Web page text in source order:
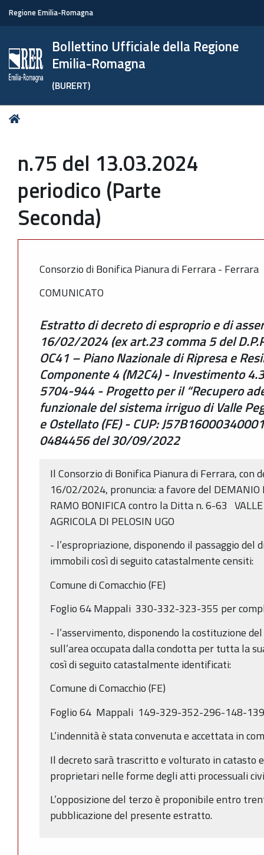
Regione Emilia-Romagna
Bollettino Ufficiale della Regione
Emilia-Romagna
(BURERT)
Tu
n.75 del 13.03.2024
periodico (Parte
Seconda)
Consorzio di Bonifica Pianura di Ferrara - Ferrara
COMUNICATO
Estratto di decreto di esproprio e di
16/02/2024 (ex art.23 comma 5 del
OC41 – Piano Nazionale di Ripresa e
Componente 4 (M2C4) - Investimento
5704-944 - Progetto per il “Recupero
funzionale del sistema irriguo di Valle
e Ostellato (FE) - CUP:
0484456 del 30/09/2022
Il Consorzio di Bonifica Pianura di Ferrara, con
16/02/2024, pronuncia: a favore del DEMANIO
RAMO BONIFICA contro la Ditta n. 6-63 VALLE
AGRICOLA DI PELOSIN UGO
- l’espropriazione, disponendo il passaggio
immobili così di seguito catastalmente censiti:
Comune di Comacchio (FE)
Foglio 64 Mappali 330-332-323-355 per
- l’asservimento, disponendo la costituzione
sull’area occupata dalla condotta per tutta la
così di seguito catastalmente identificati:
Comune di Comacchio (FE)
Foglio 64 Mappali 149-329-352-296-148-
L’indennità è stata convenuta e accettata in
Il decreto sarà trascritto e volturato in catasto
proprietari nelle forme degli atti processuali
L’opposizione del terzo è proponibile entro
pubblicazione del presente estratto.